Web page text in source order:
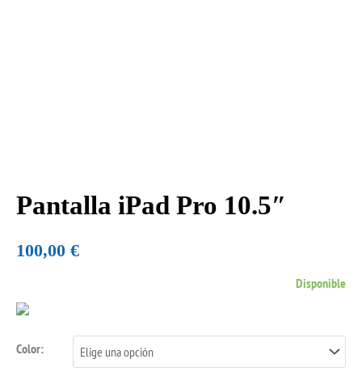
Pantalla iPad Pro 10.5″
100,00 €
Disponible
Color:
Pantalla
Pro
cantidad